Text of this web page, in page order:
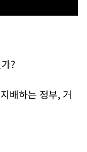
?
배하는 정부, 거